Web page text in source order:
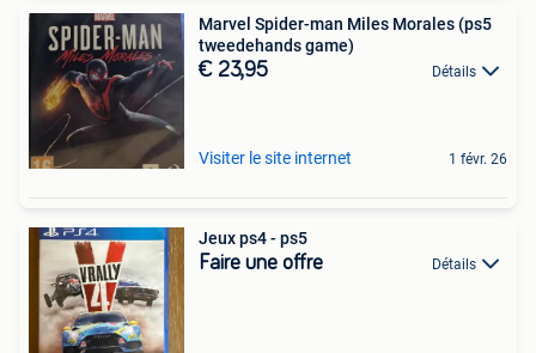
Marvel Spider-man Miles Morales (ps5
tweedehands game)
€ 23,95 Détails
Visiter le site internet 1 févr. 26
Jeux ps4 - ps5
Faire une offre Détails